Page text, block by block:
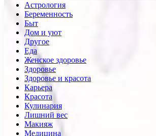
Астрология
Беременность
Быт
Дом и уют
Другое
Еда
Женское здоровье
Здоровье
Здоровье и красота
Карьера
Красота
Кулинария
Лишний вес
Макияж
Медицина